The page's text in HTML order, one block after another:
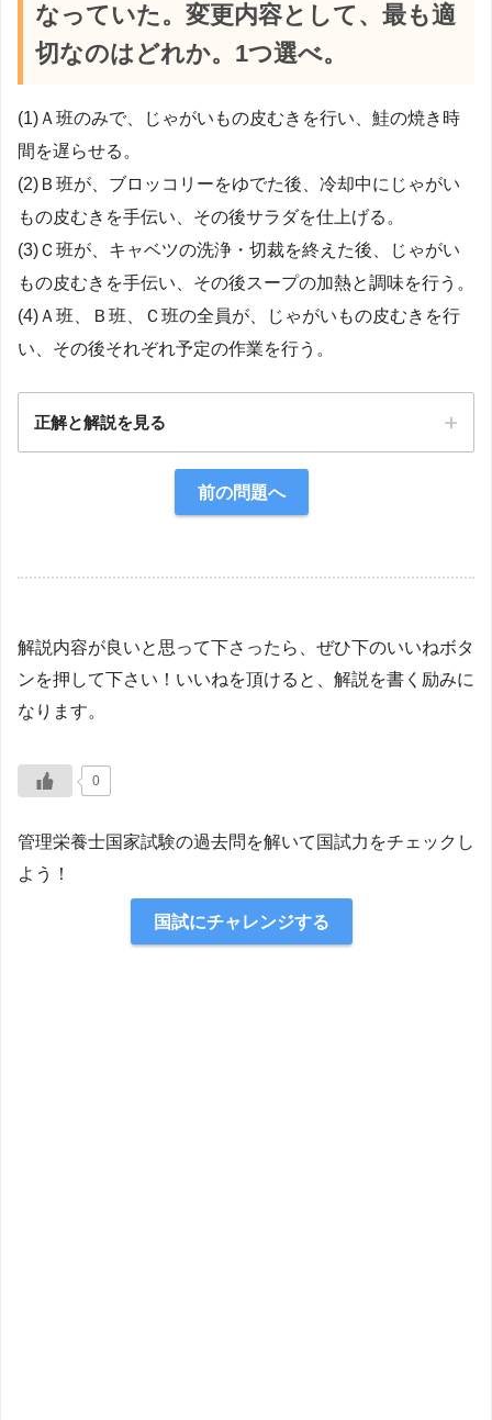
なっていた。変更内容として、最も適
切なのはどれか。1つ選べ。
(1)Ａ班のみで、じゃがいもの皮むきを行い、鮭の焼き時
間を遅らせる。
(2)Ｂ班が、ブロッコリーをゆでた後、冷却中にじゃがい
もの皮むきを手伝い、その後サラダを仕上げる。
(3)Ｃ班が、キャベツの洗浄・切裁を終えた後、じゃがい
もの皮むきを手伝い、その後スープの加熱と調味を行う。
(4)Ａ班、Ｂ班、Ｃ班の全員が、じゃがいもの皮むきを行
い、その後それぞれ予定の作業を行う。
正解と解説を見る
前の問題へ
解説内容が良いと思って下さったら、ぜひ下のいいねボタ
ンを押して下さい！いいねを頂けると、解説を書く励みに
なります。
0
管理栄養士国家試験の過去問を解いて国試力をチェックし
よう！
国試にチャレンジする